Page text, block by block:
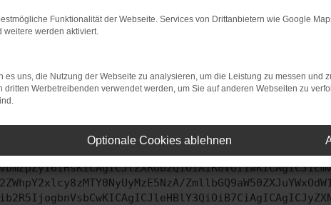
bestimmter Seiten verhindern. Funktioniert die Seite in
beheben.
auf dem neuesten Stand sind.
kann auch dazu führen, dass bestimmte Funktionen nicht
uns bitte. Wir werden versuchen, das Problem zu
Funktionalität der Webseite. Services von Drittanbietern wie Google
weitere werden aktiviert.
es uns, die Nutzung der Webseite zu analysieren, um die Leistung zu messen und
dritten Werbetreibenden verwendet werden, um Sie auf anderen Webseiten zu
Optionale Cookies ablehnen